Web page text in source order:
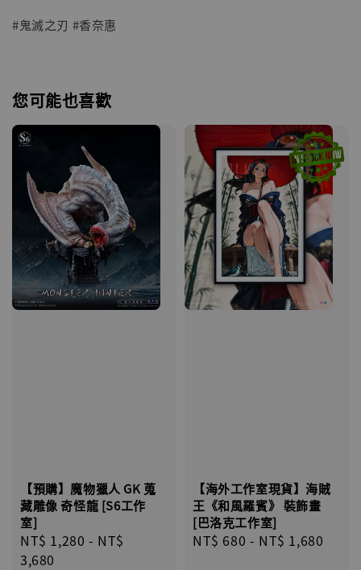
#鬼滅之刃 #香奈惠
您可能也喜歡
【預購】魔物獵人 GK 蒐
藏雕像 奇怪龍 [S6工作
室]
Regular
price
NT$ 1,280 - NT$
3,680
【海外工作室現貨】海賊
王《和風羅賓》 裝飾畫
[巴洛克工作室]
Regular
NT$ 680 - NT$ 1,680